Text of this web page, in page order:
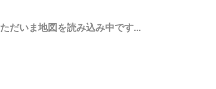
ただいま地図を読み込み中です...